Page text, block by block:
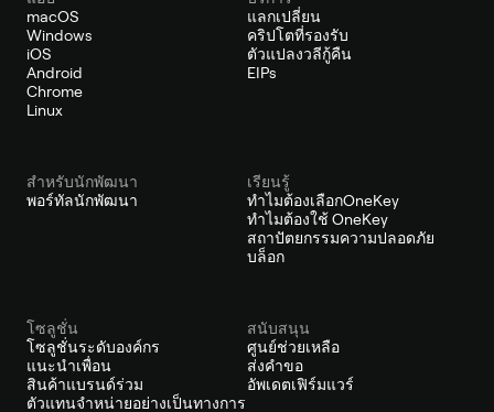
macOS
Windows
iOS
Android
Chrome
Linux
แลกเปลี่ยน
คริปโตที่รองรับ
ตัวแปลงวลีกู้คืน
EIPs
สำหรับนักพัฒนา
พอร์ทัลนักพัฒนา
เรียนรู้
ทำไมต้องเลือกOneKey
ทำไมต้องใช้ OneKey
สถาปัตยกรรมความปลอดภัย
บล็อก
โซลูชั่น
โซลูชั่นระดับองค์กร
แนะนำเพื่อน
สินค้าแบรนด์ร่วม
ตัวแทนจำหน่ายอย่างเป็นทางการ
สนับสนุน
ศูนย์ช่วยเหลือ
ส่งคำขอ
อัพเดตเฟิร์มแวร์